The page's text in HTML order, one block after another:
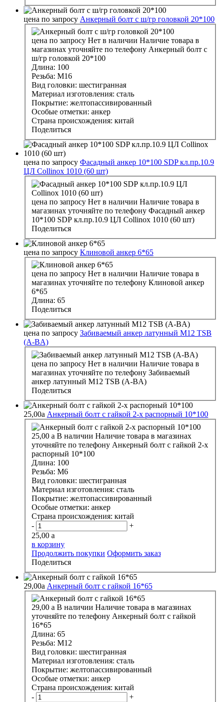
цена по запросу Анкерный болт с ш/гр головкой 20*100
цена по запросу Нет в наличии Наличие товара в
магазинах уточняйте по телефону Анкерный болт с
ш/гр головкой 20*100
Длина: 100
Резьба: М16
Вид головки: шестигранная
Материал изготовления: сталь
Покрытие: желтопассивированный
Особые отметки: анкер
Страна происхождения: китай
Поделиться
цена по запросу Фасадный анкер 10*100 SDP кл.пр.10.9
ЦЛ Collinox 1010 (60 шт)
цена по запросу Нет в наличии Наличие товара в
магазинах уточняйте по телефону Фасадный анкер
10*100 SDP кл.пр.10.9 ЦЛ Collinox 1010 (60 шт)
Поделиться
цена по запросу Клиновой анкер 6*65
цена по запросу Нет в наличии Наличие товара в
магазинах уточняйте по телефону Клиновой анкер
6*65
Длина: 65
Поделиться
цена по запросу Забиваемый анкер латунный М12 TSB
(A-BA)
цена по запросу Нет в наличии Наличие товара в
магазинах уточняйте по телефону Забиваемый
анкер латунный М12 TSB (A-BA)
Поделиться
25,00a Анкерный болт с гайкой 2-х распорный 10*100
25,00 a В наличии Наличие товара в магазинах
уточняйте по телефону Анкерный болт с гайкой 2-х
распорный 10*100
Длина: 100
Резьба: М6
Вид головки: шестигранная
Материал изготовления: сталь
Покрытие: желтопассивированный
Особые отметки: анкер
Страна происхождения: китай
-
+
25,00 a
в корзину
Продолжить покупки Оформить заказ
Поделиться
29,00a Анкерный болт с гайкой 16*65
29,00 a В наличии Наличие товара в магазинах
уточняйте по телефону Анкерный болт с гайкой
16*65
Длина: 65
Резьба: М12
Вид головки: шестигранная
Материал изготовления: сталь
Покрытие: желтопассивированный
Особые отметки: анкер
Страна происхождения: китай
-
+